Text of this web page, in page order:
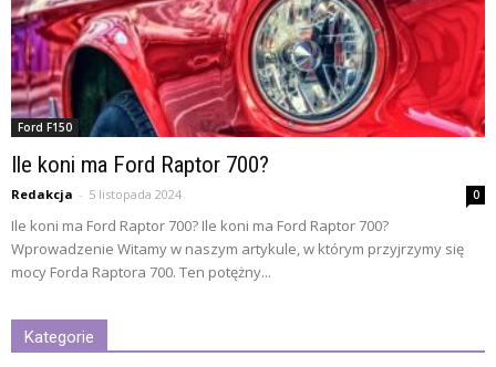
Ford F150
Ile koni ma Ford Raptor 700?
Redakcja - 5 listopada 2024 0
Ile koni ma Ford Raptor 700? Ile koni ma Ford Raptor 700?
Wprowadzenie Witamy w naszym artykule, w którym przyjrzymy się
mocy Forda Raptora 700. Ten potężny...
Kategorie